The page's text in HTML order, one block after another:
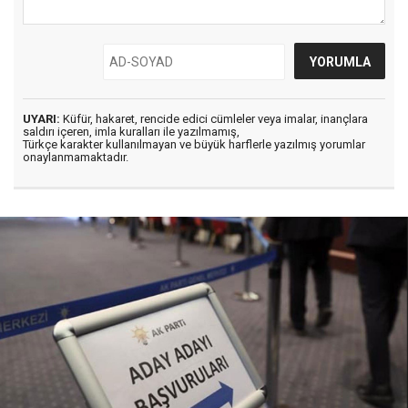
UYARI: Küfür, hakaret, rencide edici cümleler veya imalar, inançlara
saldırı içeren, imla kuralları ile yazılmamış,
Türkçe karakter kullanılmayan ve büyük harflerle yazılmış yorumlar
onaylanmamaktadır.